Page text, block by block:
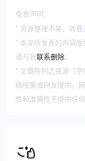
免责声明：
* 资源整理不易，转载
* 本文所发表的内容版
请与我联系删除。
* 文章所列之资源（
络搜集或网友提供，
性和准确性不提供任